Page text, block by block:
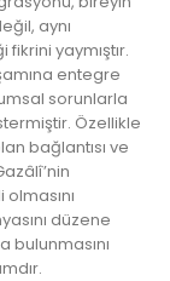
aynı
yaymıştır.
entegre
sorunlarla
Özellikle
bağlantısı ve
düzene
bulunmasını